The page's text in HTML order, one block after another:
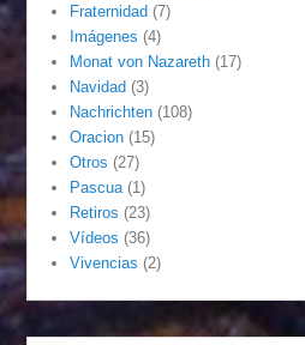
Fraternidad (7)
Imágenes (4)
Monat von Nazareth (17)
Navidad (3)
Nachrichten (108)
Oracion (15)
Otros (27)
Pascua (1)
Retiros (23)
Vídeos (36)
Vivencias (2)